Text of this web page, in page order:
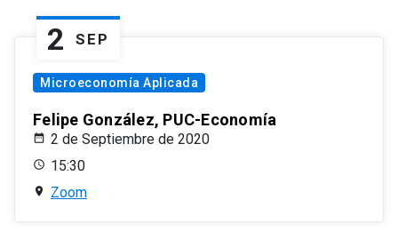
2 SEP
Microeconomía Aplicada
Felipe González, PUC-Economía
2 de Septiembre de 2020
15:30
Zoom